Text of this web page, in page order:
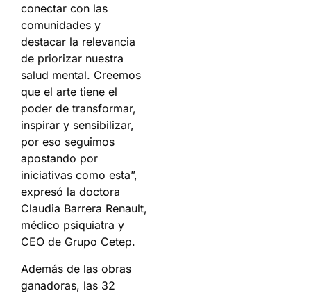
conectar con las
comunidades y
destacar la relevancia
de priorizar nuestra
salud mental. Creemos
que el arte tiene el
poder de transformar,
inspirar y sensibilizar,
por eso seguimos
apostando por
iniciativas como esta”,
expresó la doctora
Claudia Barrera Renault,
médico psiquiatra y
CEO de Grupo Cetep.
Además de las obras
ganadoras, las 32